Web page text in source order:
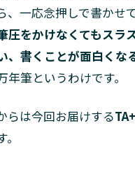
、一応念押しで書かせ
圧をかけなくてもスラ
、書くことが面白くな
年筆というわけです。
らは今回お届けする